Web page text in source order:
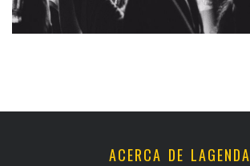
ACERCA DE LAGENDA